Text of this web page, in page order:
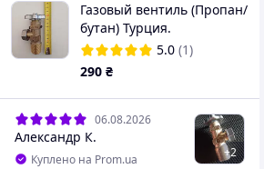
Газовый вентиль (Пропан/
бутан) Турция.
5.0 (1)
290 ₴
06.08.2026
Александр К.
Куплено на Prom.ua +2